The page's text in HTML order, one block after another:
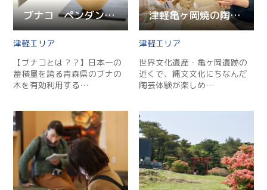
ブナコ ペンダントランプシェードを作ろう！〈１日コース〉
津軽
【ブナコとは？？】日本一の
蓄積量を誇る青森県のブナの
木を有効利用する…
津軽亀ヶ岡焼の陶芸教室
津軽
世界文化遺産・亀ヶ岡遺跡の
近くで、縄文文化にちなんだ
陶芸体験が楽しめ…